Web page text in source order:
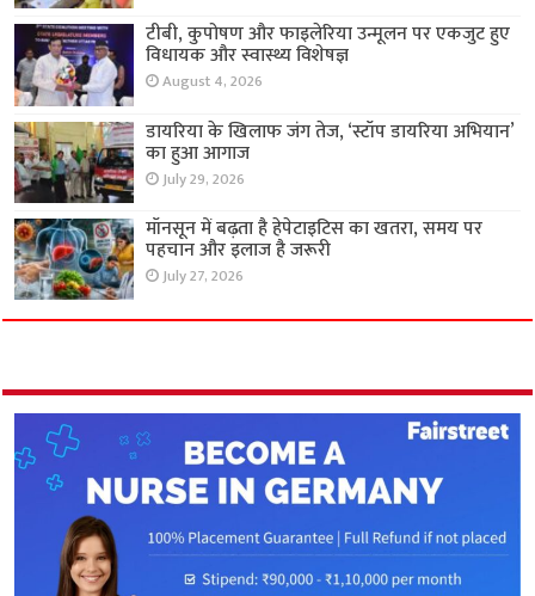
टीबी, कुपोषण और फाइलेरिया उन्मूलन पर एकजुट हुए
विधायक और स्वास्थ्य विशेषज्ञ
August 4, 2026
डायरिया के खिलाफ जंग तेज, ‘स्टॉप डायरिया अभियान’
का हुआ आगाज
July 29, 2026
मॉनसून में बढ़ता है हेपेटाइटिस का खतरा, समय पर
पहचान और इलाज है जरूरी
July 27, 2026